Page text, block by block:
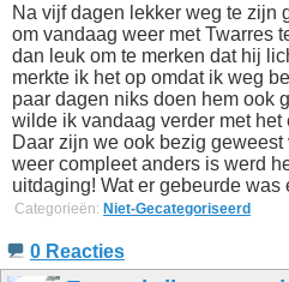
Na vijf dagen lekker weg te zijn
om vandaag weer met Twarres
dan leuk om te merken dat hij
merkte ik het op omdat ik weg
paar dagen niks doen hem ook
wilde ik vandaag verder met
Daar zijn we ook bezig
weer compleet anders is werd
uitdaging! Wat er gebeurde was
Categorieën: Niet-Gecategoriseerd
0 Reacties